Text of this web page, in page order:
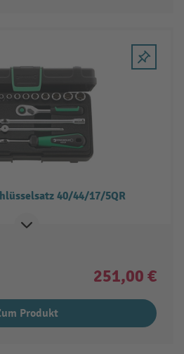
40/44/17/5QR
251,00 €
Produkt